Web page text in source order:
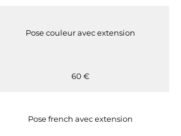
Pose couleur avec extension
60 €
Pose french avec extension